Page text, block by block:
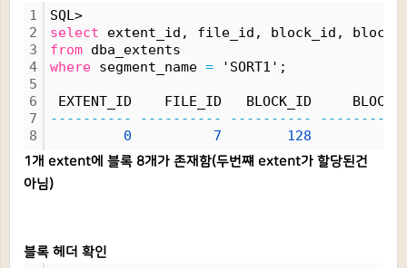
1
2
3
4
5
6
7
8
SQL>
select extent_id, file_id, block_id,
from dba_extents
where segment_name = 'SORT1';
EXTENT_ID    FILE_ID   BLOCK_ID     BLOCKS
----------
---------- ----------
----------
0
7 128
1개 extent에 블록 8개가 존재함(두번쨰 extent가 할당된건
아님)
블록 헤더 확인